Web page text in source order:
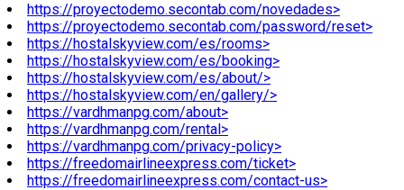
https://proyectodemo.secontab.com/novedades>
https://proyectodemo.secontab.com/password/reset>
https://hostalskyview.com/es/rooms>
https://hostalskyview.com/es/booking>
https://hostalskyview.com/es/about/>
https://hostalskyview.com/en/gallery/>
https://vardhmanpg.com/about>
https://vardhmanpg.com/rental>
https://vardhmanpg.com/privacy-policy>
https://freedomairlineexpress.com/ticket>
https://freedomairlineexpress.com/contact-us>